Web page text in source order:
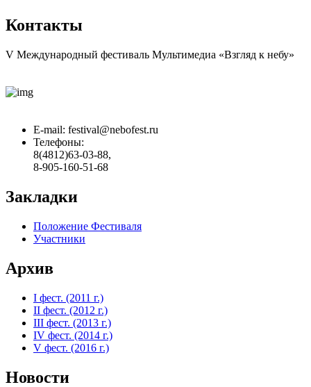
Контакты
V Международный фестиваль Мультимедиа «Взгляд к небу»
E-mail: festival@nebofest.ru
Телефоны:
8(4812)63-03-88,
8-905-160-51-68
Закладки
Положение Фестиваля
Участники
Архив
I фест. (2011 г.)
II фест. (2012 г.)
III фест. (2013 г.)
IV фест. (2014 г.)
V фест. (2016 г.)
Новости